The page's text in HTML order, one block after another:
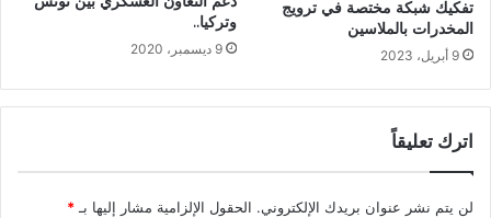
تفكيك شبكة مختصة في ترويج
المخدرات بالملاسين‎‎
9 أبريل، 2023
وتركيا..
9 ديسمبر، 2020
اترك تعليقاً
لن يتم نشر عنوان بريدك الإلكتروني. الحقول الإلزامية مشار إليها بـ*